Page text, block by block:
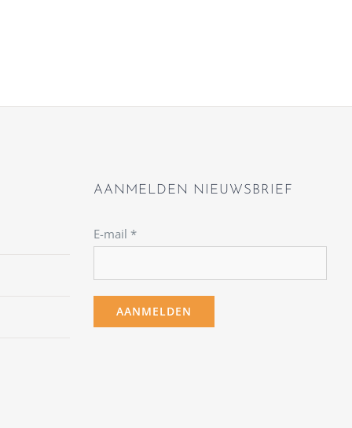
AANMELDEN NIEUWSBRIEF
E-mail *